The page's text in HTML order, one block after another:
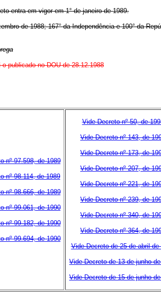
entra em vigor em 1° de janeiro de 1989.
de 1988; 167° da Independência e 100° da
publicado no DOU de 28.12.1988
nº 97.598, de 1989
nº 98.114, de 1989
nº 98.666, de 1989
nº 99.061, de 1990
nº 99.182, de 1990
nº 99.694, de 1990
Vide Decreto nº 50, de
Vide Decreto nº 143, de
Vide Decreto nº 173, de
Vide Decreto nº 207, de
Vide Decreto nº 221, de
Vide Decreto nº 239, de
Vide Decreto nº 340, de
Vide Decreto nº 364, de
Vide Decreto de 25 de abril de
Vide Decreto de 13 de junho
Vide Decreto de 15 de junho